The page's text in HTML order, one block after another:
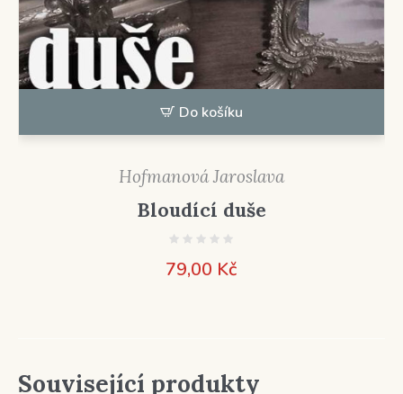
Do košíku
Hofmanová Jaroslava
Bloudící duše
79,00 Kč
Související produkty